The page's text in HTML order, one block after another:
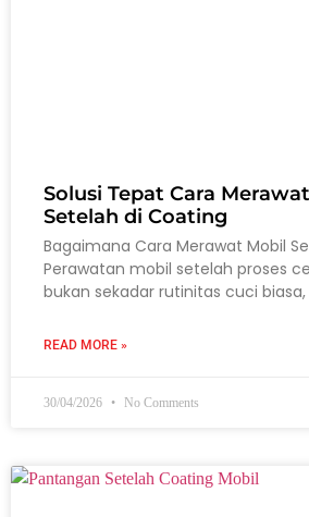
Solusi Tepat Cara
Setelah di Coating
Bagaimana Cara Merawat Mobil
Perawatan mobil setelah proses
bukan sekadar rutinitas cuci
READ MORE »
30/04/2026 No Comments